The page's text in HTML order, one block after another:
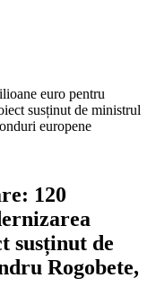
euro pentru
susținut de ministrul
europene
120
susținut de
Rogobete,